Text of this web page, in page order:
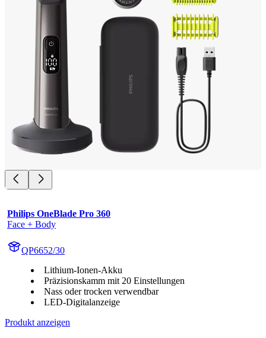
Philips OneBlade Pro 360
Face + Body
QP6652/30
Lithium-Ionen-Akku
Präzisionskamm mit 20 Einstellungen
Nass oder trocken verwendbar
LED-Digitalanzeige
Produkt anzeigen